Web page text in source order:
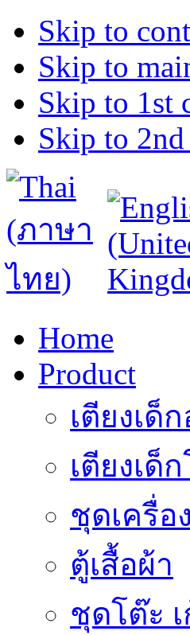
Skip to
Skip to
Skip to 1st
Skip to
Home
Product
เตียงเด็
เตียงเด็
ชุดเครื่อ
ตู้เสื้อผ้า
ชุดโต๊ะ